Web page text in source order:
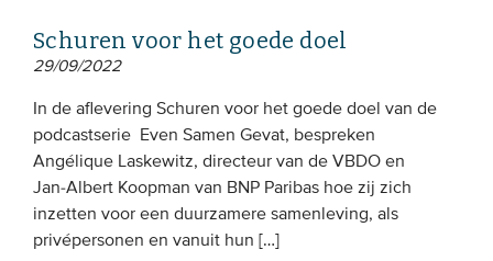
Schuren voor het goede doel
29/09/2022
In de aflevering Schuren voor het goede doel van de
podcastserie Even Samen Gevat, bespreken
Angélique Laskewitz, directeur van de VBDO en
Jan-Albert Koopman van BNP Paribas hoe zij zich
inzetten voor een duurzamere samenleving, als
privépersonen en vanuit hun […]